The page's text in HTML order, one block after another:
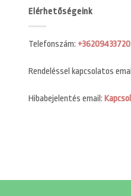
Elérhetőségeink
Telefonszám: +36209433720
Rendeléssel kapcsolatos
Hibabejelentés email: